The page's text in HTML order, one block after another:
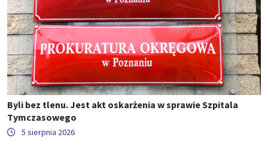
Byli bez tlenu. Jest akt oskarżenia w sprawie Szpitala
Tymczasowego
5 sierpnia 2026